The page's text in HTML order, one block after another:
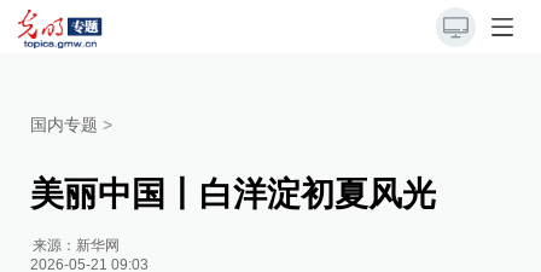
国内专题 >
美丽中国丨白洋淀初夏风光
来源： 新华网
2026-05-21 09:03